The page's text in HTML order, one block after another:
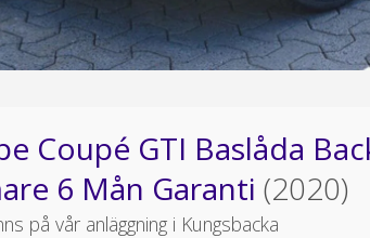
Coupé GTI Baslåda
6 Mån Garanti (2020)
på vår anläggning i Kungsbacka